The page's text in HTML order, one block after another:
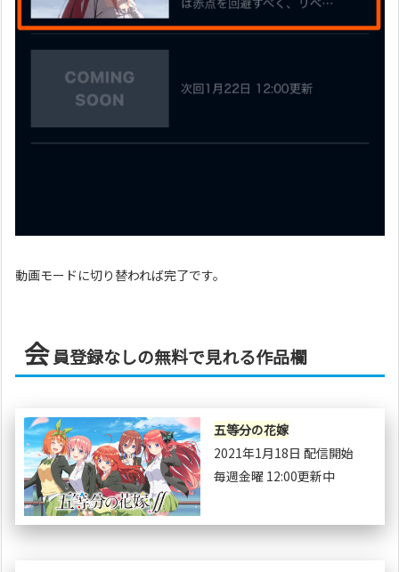
動画モードに切り替われば完了です。
会員登録なしの無料で見れる作品欄
五等分の花嫁
2021年1月18日 配信開始
毎週金曜 12:00更新中